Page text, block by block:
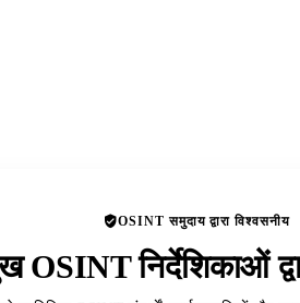
OSINT समुदाय द्वारा विश्वसनीय
OSINT निर्देशिकाओं